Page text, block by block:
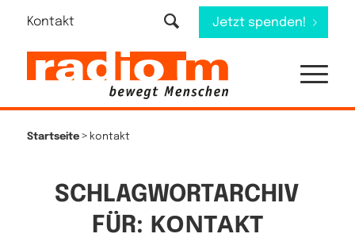
Kontakt Jetzt spenden!
Startseite> kontakt
SCHLAGWORTARCHIV
FÜR: KONTAKT